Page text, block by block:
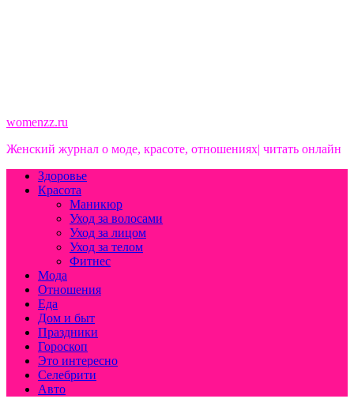
womenzz.ru
Женский журнал о моде, красоте, отношениях| читать онлайн
Здоровье
Красота
Маникюр
Уход за волосами
Уход за лицом
Уход за телом
Фитнес
Мода
Отношения
Еда
Дом и быт
Праздники
Гороскоп
Это интересно
Селебрити
Авто